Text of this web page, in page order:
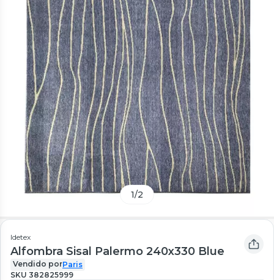
1/2
Idetex
Alfombra Sisal Palermo 240x330 Blue
Vendido porParis
SKU 382825999